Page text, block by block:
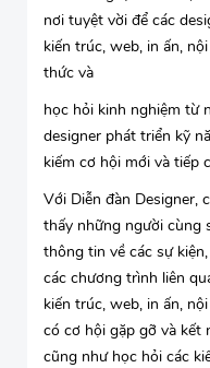
nơi tuyệt vời để các
kiến trúc, web, in ấn,
thức và
học hỏi kinh nghiệm từ
designer phát triển kỹ
kiếm cơ hội mới và tiếp
Với Diễn đàn Designer,
thấy những người cùng
thông tin về các sự
các chương trình liên
kiến trúc, web, in ấn,
có cơ hội gặp gỡ và kết
cũng như học hỏi các